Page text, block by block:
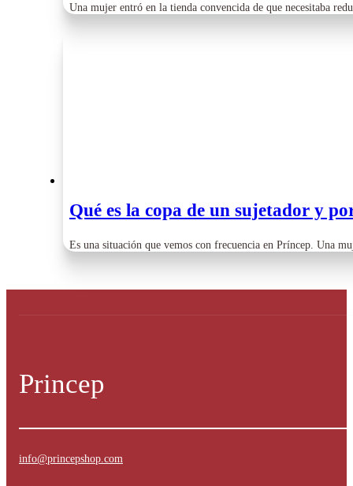
Una mujer entró en la tienda convencida de que necesitaba
Qué es la copa de un sujetador y
Es una situación que vemos con frecuencia en Príncep. Una
Princep
info@princepshop.com